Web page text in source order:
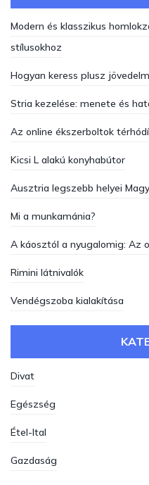
Modern és klasszikus
stílusokhoz
Hogyan keress plusz
Stria kezelése: menete és
Az online ékszerboltok
Kicsi L alakú konyhabútor
Ausztria legszebb helyei
Mi a munkamánia?
A káosztól a nyugalomig: Az
Rimini látnivalók
Vendégszoba kialakítása
Divat
Egészség
Étel-Ital
Gazdaság